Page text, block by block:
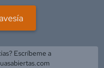
Escríbeme a